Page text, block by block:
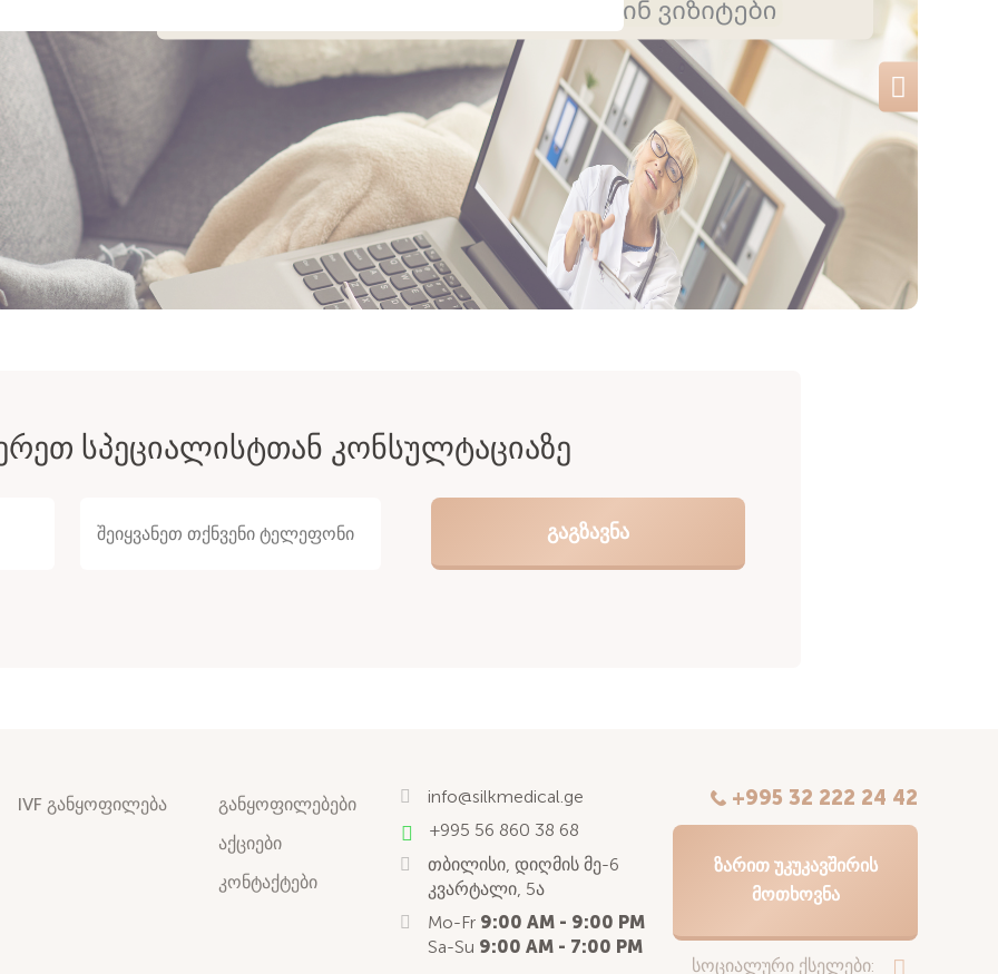
ᲡᲞᲔᲪᲘᲐᲚᲘᲡᲢᲗᲐᲜ ᲙᲝᲜᲡᲣᲚᲢᲐᲪᲘᲐᲖᲔ
IVF განყოფილება
განყოფილებები
აქციები
კონტაქტები
info@silkmedical.ge
+995 56 860 38 68
თბილისი, დიღმის მე-6
კვარტალი, 5ა
Mo-Fr 9:00 AM - 9:00 PM
Sa-Su 9:00 AM - 7:00 PM
+995 32 222 24 42
ᲖᲐᲠᲘᲗ ᲣᲙᲣᲙᲐᲕᲨᲘᲠᲘᲡ
ᲛᲝᲗᲮᲝᲕᲜᲐ
სოციალური ქსელები: